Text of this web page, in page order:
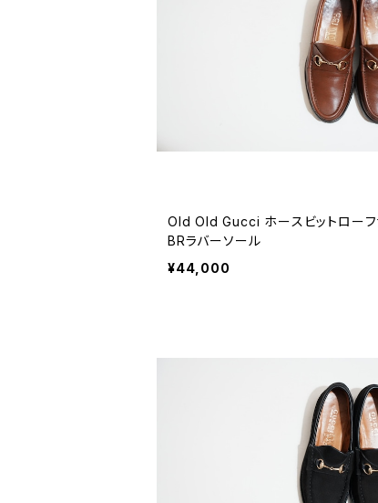
Old Old Gucci ホースビットロー
BRラバーソール
¥44,000